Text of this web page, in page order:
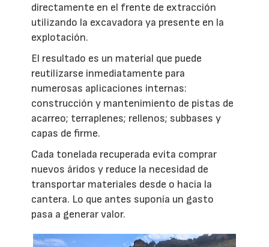
directamente en el frente de extracción
utilizando la excavadora ya presente en la
explotación.
El resultado es un material que puede
reutilizarse inmediatamente para
numerosas aplicaciones internas:
construcción y mantenimiento de pistas de
acarreo; terraplenes; rellenos; subbases y
capas de firme.
Cada tonelada recuperada evita comprar
nuevos áridos y reduce la necesidad de
transportar materiales desde o hacia la
cantera. Lo que antes suponía un gasto
pasa a generar valor.